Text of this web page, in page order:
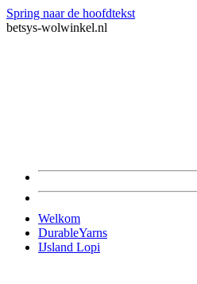
Spring naar de hoofdtekst
betsys-wolwinkel.nl
Welkom
DurableYarns
IJsland Lopi